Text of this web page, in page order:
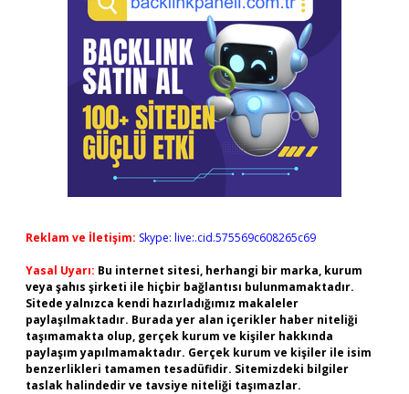
Reklam ve İletişim: Skype: live:.cid.575569c608265c69
Yasal Uyarı: Bu internet sitesi, herhangi bir marka, kurum
veya şahıs şirketi ile hiçbir bağlantısı bulunmamaktadır.
Sitede yalnızca kendi hazırladığımız makaleler
paylaşılmaktadır. Burada yer alan içerikler haber niteliği
taşımamakta olup, gerçek kurum ve kişiler hakkında
paylaşım yapılmamaktadır. Gerçek kurum ve kişiler ile isim
benzerlikleri tamamen tesadüfidir. Sitemizdeki bilgiler
taslak halindedir ve tavsiye niteliği taşımazlar.